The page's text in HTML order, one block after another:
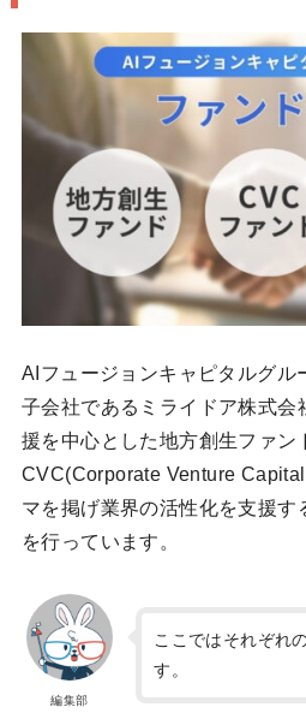
AIフュージョンキャピタルグル
子会社であるミライドア株式会
援を中心とした地方創生ファン
CVC(Corporate Venture
マを掲げ業界の活性化を支援す
を行っています。
編集部
ここではそれぞれ
す。